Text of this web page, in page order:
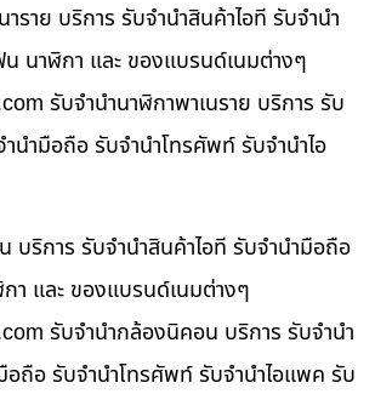
ราย บริการ รับจำนำสินค้าไอที รับจำนำ
นาฬิกา และ ของแบรนด์เนมต่างๆ
รับจำนำนาฬิกาพาเนราย บริการ รับ
นำมือถือ รับจำนำโทรศัพท์ รับจำนำไอ
บริการ รับจำนำสินค้าไอที รับจำนำมือถือ
า และ ของแบรนด์เนมต่างๆ
รับจำนำกล้องนิคอน บริการ รับจำนำ
อถือ รับจำนำโทรศัพท์ รับจำนำไอแพค รับ